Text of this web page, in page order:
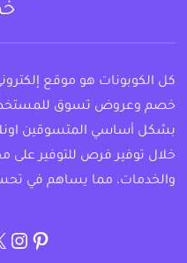
كل الكوبونات هو موقع
خصم وعروض تسوق
بشكل أساسي المتسوقين
خلال توفير فرص للتوفير
والخدمات، مما يساهم في